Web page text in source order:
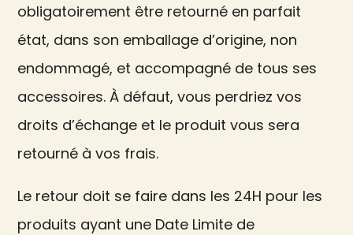
obligatoirement être retourné en parfait
état, dans son emballage d’origine, non
endommagé, et accompagné de tous ses
accessoires. À défaut, vous perdriez vos
droits d’échange et le produit vous sera
retourné à vos frais.
Le retour doit se faire dans les 24H pour les
produits ayant une Date Limite de